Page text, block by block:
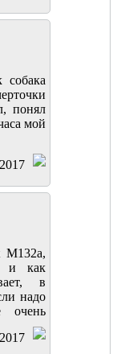
понял
мой
и как
в
надо
очень